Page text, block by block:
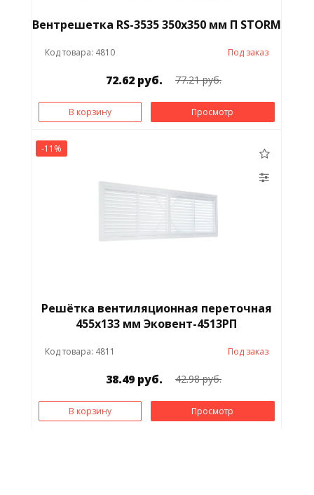
Вентрешетка RS-3535 350х350 мм П STORM
Код товара: 4810 Под заказ
72.62 руб. 77.21 руб.
В корзину Просмотр
-11%
Решётка вентиляционная переточная
455х133 мм Эковент-4513РП
Код товара: 4811 Под заказ
38.49 руб. 42.98 руб.
В корзину Просмотр